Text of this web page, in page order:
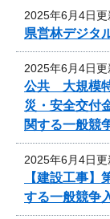
2025年6月4日更
県営林デジタ
2025年6月4日更
公共 大規模
災・安全交付
関する一般競
2025年6月4日更
【建設工事】
する一般競争